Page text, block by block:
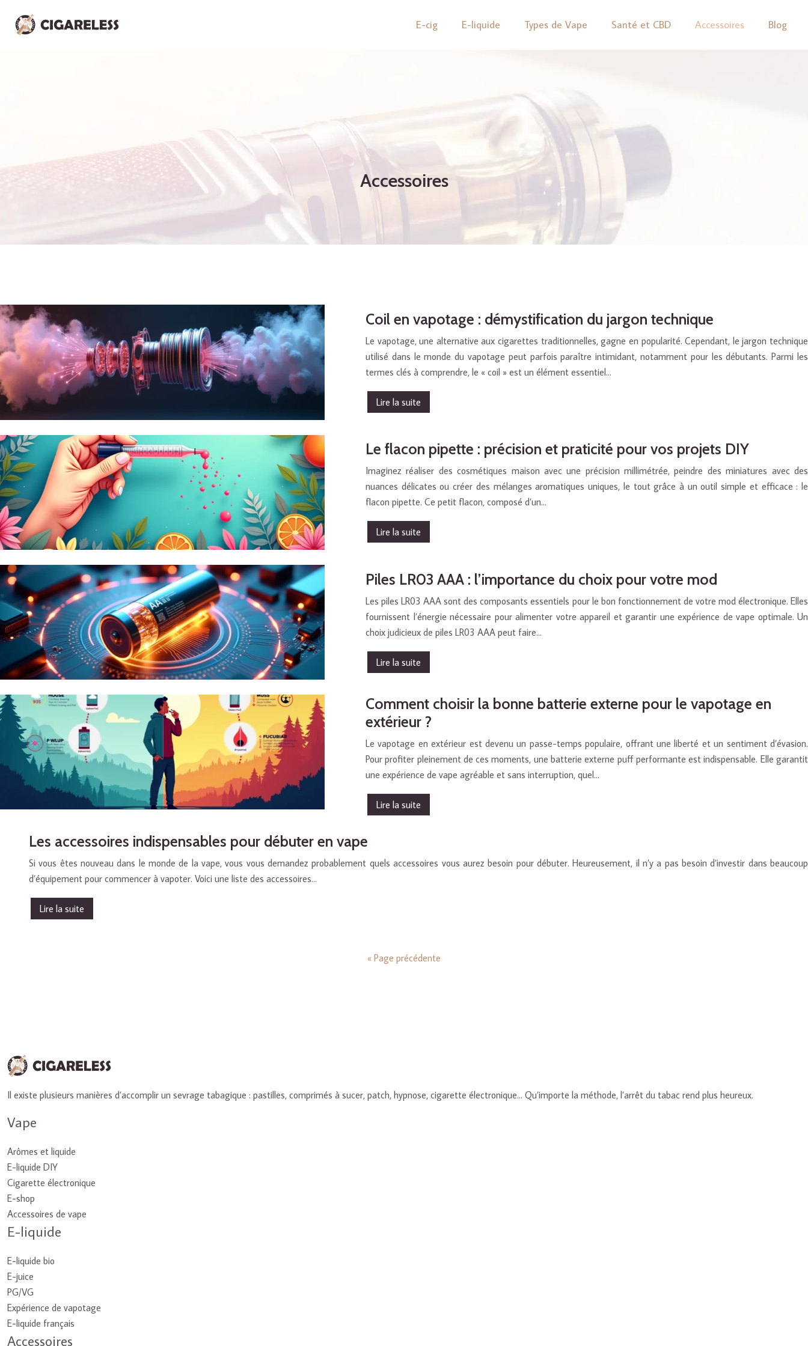
E-cig E-liquide Types de Vape Santé et CBD Accessoires Blog
Accessoires
Coil en vapotage : démystification du jargon technique
Le vapotage, une alternative aux cigarettes traditionnelles, gagne en popularité. Cependant, le jargon technique
utilisé dans le monde du vapotage peut parfois paraître intimidant, notamment pour les débutants. Parmi les
termes clés à comprendre, le « coil » est un élément essentiel…
Lire la suite
Le flacon pipette : précision et praticité pour vos projets DIY
Imaginez réaliser des cosmétiques maison avec une précision millimétrée, peindre des miniatures avec des
nuances délicates ou créer des mélanges aromatiques uniques, le tout grâce à un outil simple et efficace : le
flacon pipette. Ce petit flacon, composé d’un…
Lire la suite
Piles LR03 AAA : l’importance du choix pour votre mod
Les piles LR03 AAA sont des composants essentiels pour le bon fonctionnement de votre mod électronique. Elles
fournissent l’énergie nécessaire pour alimenter votre appareil et garantir une expérience de vape optimale. Un
choix judicieux de piles LR03 AAA peut faire…
Lire la suite
Comment choisir la bonne batterie externe pour le vapotage en
extérieur ?
Le vapotage en extérieur est devenu un passe-temps populaire, offrant une liberté et un sentiment d’évasion.
Pour profiter pleinement de ces moments, une batterie externe puff performante est indispensable. Elle garantit
une expérience de vape agréable et sans interruption, quel…
Lire la suite
Les accessoires indispensables pour débuter en vape
Si vous êtes nouveau dans le monde de la vape, vous vous demandez probablement quels accessoires vous aurez besoin pour débuter. Heureusement, il n’y a pas besoin d’investir dans beaucoup
d’équipement pour commencer à vapoter. Voici une liste des accessoires…
Lire la suite
« Page précédente
Il existe plusieurs manières d’accomplir un sevrage tabagique : pastilles, comprimés à sucer, patch, hypnose, cigarette électronique… Qu’importe la méthode, l’arrêt du tabac rend plus heureux.
Vape
Arômes et liquide
E-liquide DIY
Cigarette électronique
E-shop
Accessoires de vape
E-liquide
E-liquide bio
E-juice
PG/VG
Expérience de vapotage
E-liquide français
Accessoires